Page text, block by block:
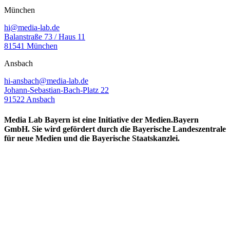
München
hi@media-lab.de
Balanstraße 73 / Haus 11
81541 München
Ansbach
hi-ansbach@media-lab.de
Johann-Sebastian-Bach-Platz 22
91522 Ansbach
Media Lab Bayern ist eine Initiative der Medien.Bayern
GmbH. Sie wird gefördert durch die Bayerische Landeszentrale
für neue Medien und die Bayerische Staatskanzlei.